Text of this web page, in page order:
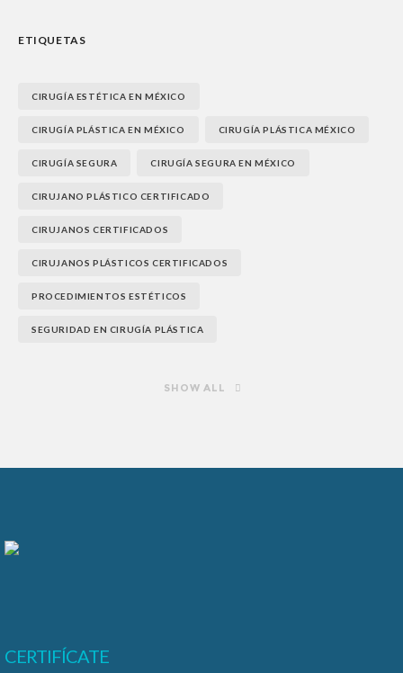
ETIQUETAS
CIRUGÍA ESTÉTICA EN MÉXICO
CIRUGÍA PLÁSTICA EN MÉXICO CIRUGÍA PLÁSTICA MÉXICO
CIRUGÍA SEGURA CIRUGÍA SEGURA EN MÉXICO
CIRUJANO PLÁSTICO CERTIFICADO
CIRUJANOS CERTIFICADOS
CIRUJANOS PLÁSTICOS CERTIFICADOS
PROCEDIMIENTOS ESTÉTICOS
SEGURIDAD EN CIRUGÍA PLÁSTICA
SHOW ALL
CERTIFÍCATE